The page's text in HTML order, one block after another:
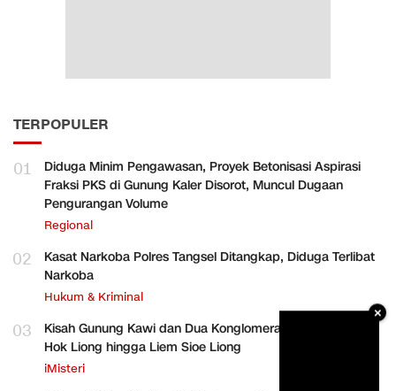
TERPOPULER
01
Diduga Minim Pengawasan, Proyek Betonisasi Aspirasi
Fraksi PKS di Gunung Kaler Disorot, Muncul Dugaan
Pengurangan Volume
Regional
02
Kasat Narkoba Polres Tangsel Ditangkap, Diduga Terlibat
Narkoba
Hukum & Kriminal
03
Kisah Gunung Kawi dan Dua Konglomerat Indonesia Ong
Hok Liong hingga Liem Sioe Liong
iMisteri
×